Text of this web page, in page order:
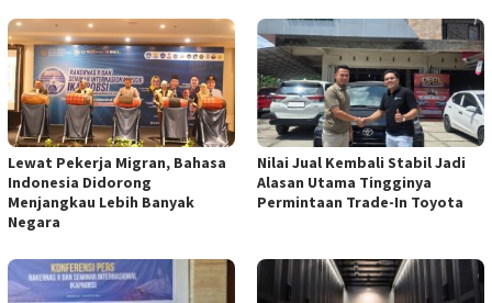
Lewat Pekerja Migran, Bahasa
Indonesia Didorong
Menjangkau Lebih Banyak
Negara
Nilai Jual Kembali Stabil Jadi
Alasan Utama Tingginya
Permintaan Trade-In Toyota